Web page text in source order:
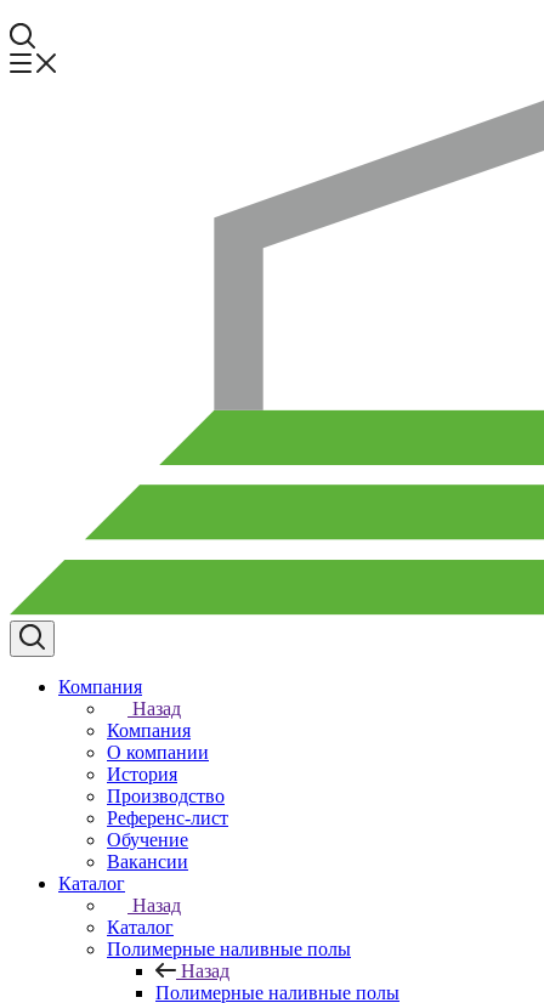
Компания
Назад
Компания
О компании
История
Производство
Референс-лист
Обучение
Вакансии
Каталог
Назад
Каталог
Полимерные наливные полы
Назад
Полимерные наливные полы